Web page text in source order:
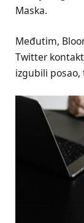
Maska.
Međutim,
Twitter
izgubili posao,